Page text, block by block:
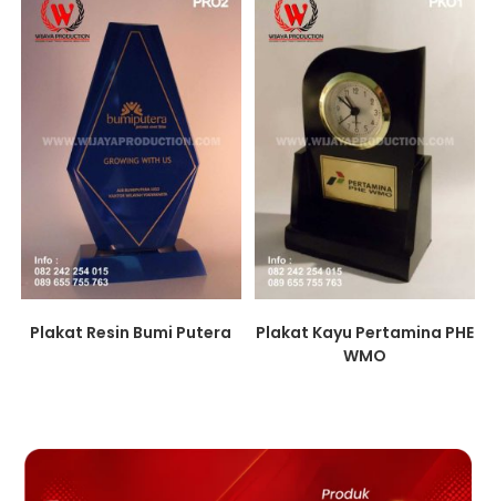
Plakat Resin Bumi Putera
Plakat Kayu Pertamina PHE
WMO